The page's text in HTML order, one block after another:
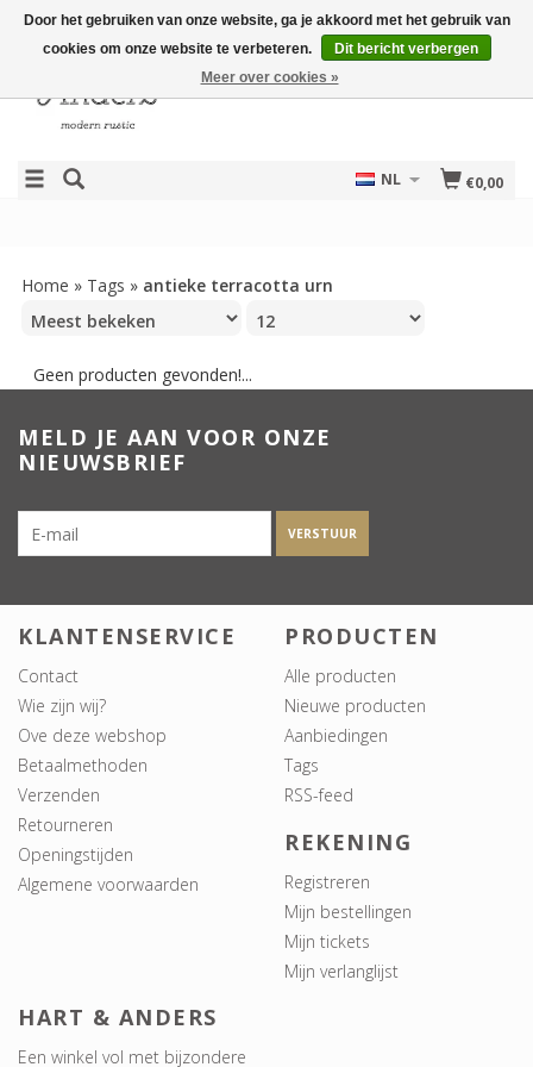
€0,00
NL
Home » Tags » antieke terracotta urn
Geen producten gevonden!...
MELD JE AAN VOOR ONZE
NIEUWSBRIEF
VERSTUUR
KLANTENSERVICE
Contact
Wie zijn wij?
Ove deze webshop
Betaalmethoden
Verzenden
Retourneren
Openingstijden
Algemene voorwaarden
PRODUCTEN
Alle producten
Nieuwe producten
Aanbiedingen
Tags
RSS-feed
REKENING
Registreren
Mijn bestellingen
Mijn tickets
Mijn verlanglijst
HART & ANDERS
Een winkel vol met bijzondere
Door het gebruiken van onze website, ga je akkoord met het gebruik van
cookies om onze website te verbeteren.
Dit bericht verbergen
Meer over cookies »